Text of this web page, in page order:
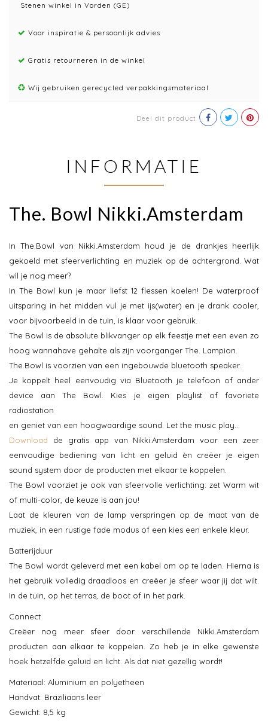
Stenen winkel in Vorden (GE)
Voor inspiratie & persoonlijk advies
Gratis retourneren in de winkel
Wij gebruiken gerecycled verpakkingsmateriaal
Deel dit product
INFORMATIE
The. Bowl Nikki.Amsterdam
In The.Bowl van Nikki.Amsterdam houd je de drankjes heerlijk
gekoeld met sfeerverlichting en muziek op de achtergrond. Wat
wil je nog meer?
In The Bowl kun je maar liefst 12 flessen koelen! De waterproof
uitsparing in het midden vul je met ijs(water) en je drank cooler,
voor bijvoorbeeld in de tuin, is klaar voor gebruik.
The Bowl is de absolute blikvanger op elk feestje met een even zo
hoog wannahave gehalte als zijn voorganger The. Lampion.
The.Bowl is voorzien van een ingebouwde bluetooth speaker.
Je koppelt heel eenvoudig via Bluetooth je telefoon of ander
device aan The Bowl. Kies je eigen playlist of favoriete
radiostation
en geniet van een hoogwaardige sound. Let the music play...
Download de gratis app van Nikki.Amsterdam voor een zeer
eenvoudige bediening van licht en geluid èn creëer je eigen
sound system door de producten met elkaar te koppelen.
The Bowl voorziet je ook van sfeervolle verlichting: zet Warm wit
of multi-color, de keuze is aan jou!
Laat de kleuren van de lamp verspringen op de maat van de
muziek, in een rustige fade modus of een kies een enkele kleur.
Batterijduur
The Bowl wordt geleverd met een kabel om op te laden. Hierna is
het gebruik volledig draadloos en creëer je sfeer waar jij dat wilt.
In de tuin, op het terras, de boot of in het park.
Connect
Creëer nog meer sfeer door verschillende Nikki.Amsterdam
producten aan elkaar te koppelen. Zo heb je in elke gewenste
hoek hetzelfde geluid en licht. Als dat niet gezellig wordt!
Materiaal: Aluminium en polyetheen
Handvat: Braziliaans leer
Gewicht: 8,5 kg